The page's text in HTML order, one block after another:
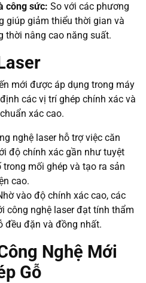
công sức: So với các phương
giúp giảm thiểu thời gian và
thời nâng cao năng suất.
mới được áp dụng trong máy
các vị trí ghép chính xác và
xác cao.
nghệ laser hỗ trợ việc căn
độ chính xác gần như tuyệt
mối ghép và tạo ra sản
cao.
vào độ chính xác cao, các
công nghệ laser đạt tính thẩm
đều đặn và đồng nhất.
Nghệ Mới
Gỗ